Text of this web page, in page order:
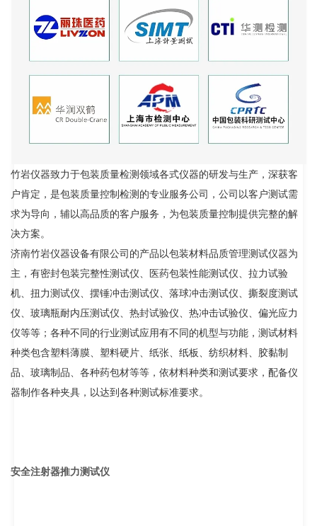
竹岩仪器致力于包装质量检测领域各式仪器的研发与生产，深获客
户肯定，是包装质量控制检测的专业服务公司，公司以客户测试需
求为导向，辅以高品质的客户服务，为包装质量控制提供完整的解
决方案。
济南竹岩仪器设备有限公司的产品以包装材料品质管理测试仪器为
主，有密封包装完整性测试仪、医药包装性能测试仪、拉力试验
机、扭力测试仪、摆锤冲击测试仪、落球冲击测试仪、撕裂度测试
仪、玻璃瓶耐内压测试仪、热封试验仪、热冲击试验仪、偏光应力
仪等等；各种不同的行业测试应用有不同的机型与功能，测试材料
种类包含塑料薄膜、塑料硬片、纸张、纸板、纺织材料、胶黏制
品、玻璃制品、各种药包材等等，依材料种类和测试要求，配备仪
器制作各种夹具，以达到各种测试标准要求。
安全注射器推力测试仪